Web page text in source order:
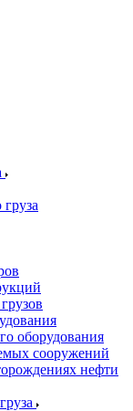
оборудования
сооружений
нефти